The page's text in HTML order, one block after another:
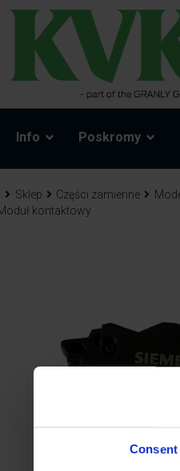
Consent
Info Poskromy
Porównanie poskromów
Sklep Części zamienne
kontaktowy